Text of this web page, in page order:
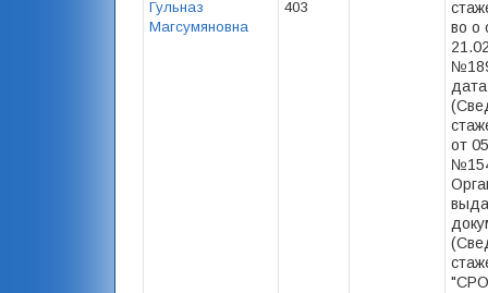
Гульназ
Магсумяновна
403
во о
дата
от